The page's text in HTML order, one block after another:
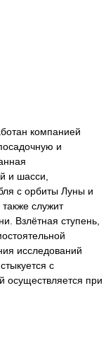
компанией
и
и шасси,
с орбиты Луны и
служит
Взлётная ступень,
исследований
с
осуществляется при